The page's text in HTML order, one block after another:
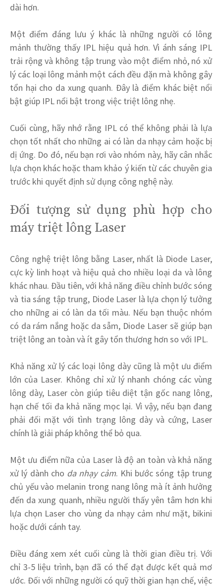
dài hơn.
Một điểm đáng lưu ý khác là những người có lông
mảnh thường thấy IPL hiệu quả hơn. Vì ánh sáng IPL
trải rộng và không tập trung vào một điểm nhỏ, nó xử
lý các loại lông mảnh một cách đều đặn mà không gây
tổn hại cho da xung quanh. Đây là điểm khác biệt nổi
bật giúp IPL nổi bật trong việc triệt lông nhẹ.
Cuối cùng, hãy nhớ rằng IPL có thể không phải là lựa
chọn tốt nhất cho những ai có làn da nhạy cảm hoặc bị
dị ứng. Do đó, nếu bạn rơi vào nhóm này, hãy cân nhắc
lựa chọn khác hoặc tham khảo ý kiến từ các chuyên gia
trước khi quyết định sử dụng công nghệ này.
Đối tượng sử dụng phù hợp cho
máy triệt lông Laser
Công nghệ triệt lông bằng Laser, nhất là Diode Laser,
cực kỳ linh hoạt và hiệu quả cho nhiều loại da và lông
khác nhau. Đầu tiên, với khả năng điều chỉnh bước sóng
và tia sáng tập trung, Diode Laser là lựa chọn lý tưởng
cho những ai có làn da tối màu. Nếu bạn thuộc nhóm
có da rám nắng hoặc da sẫm, Diode Laser sẽ giúp bạn
triệt lông an toàn và ít gây tổn thương hơn so với IPL.
Khả năng xử lý các loại lông dày cũng là một ưu điểm
lớn của Laser. Không chỉ xử lý nhanh chóng các vùng
lông dày, Laser còn giúp tiêu diệt tận gốc nang lông,
hạn chế tối đa khả năng mọc lại. Vì vậy, nếu bạn đang
phải đối mặt với tình trạng lông dày và cứng, Laser
chính là giải pháp không thể bỏ qua.
Một ưu điểm nữa của Laser là độ an toàn và khả năng
xử lý dành cho da nhạy cảm. Khi bước sóng tập trung
chủ yếu vào melanin trong nang lông mà ít ảnh hưởng
đến da xung quanh, nhiều người thấy yên tâm hơn khi
lựa chọn Laser cho vùng da nhạy cảm như mặt, bikini
hoặc dưới cánh tay.
Điều đáng xem xét cuối cùng là thời gian điều trị. Với
chỉ 3-5 liệu trình, bạn đã có thể đạt được kết quả mơ
ước. Đối với những người có quỹ thời gian hạn chế, việc